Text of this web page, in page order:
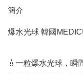
簡介
爆水光球 韓國
💧一粒爆水光球，瞬